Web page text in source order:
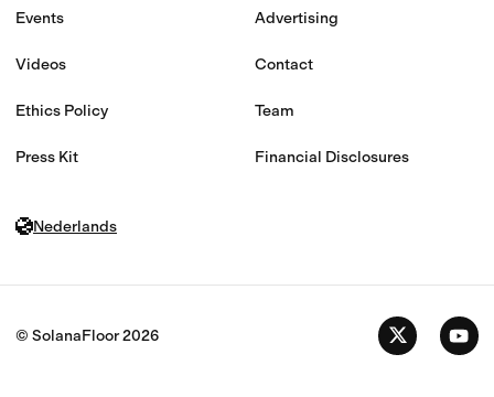
Events
Videos
Ethics Policy
Press Kit
Advertising
Contact
Team
Financial Disclosures
Nederlands
© SolanaFloor2026